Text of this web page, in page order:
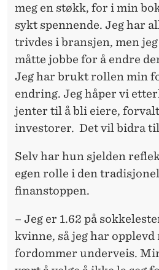
meg en støkk, for i min
sykt spennende. Jeg har
trivdes i bransjen, men
måtte jobbe for å endre
Jeg har brukt rollen min
endring. Jeg håper vi
jenter til å bli eiere,
investorer. Det vil bidra
Selv har hun sjelden
egen rolle i den
finanstoppen.
– Jeg er 1.62 på
kvinne, så jeg har
fordommer underveis.